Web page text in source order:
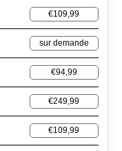
€109,99
sur demande
€94,99
€249,99
€109,99